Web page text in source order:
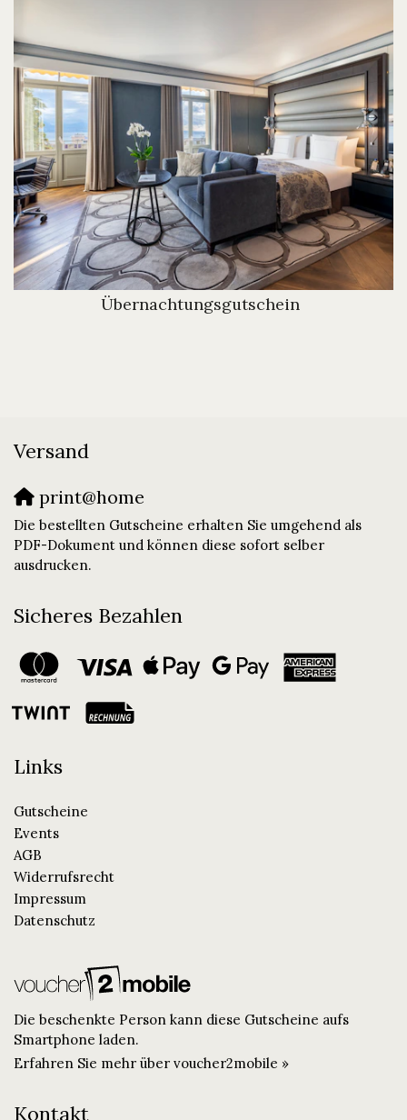
Übernachtungsgutschein
Versand
print@home
Die bestellten Gutscheine erhalten Sie umgehend als
PDF-Dokument und können diese sofort selber
ausdrucken.
Sicheres Bezahlen
Links
Gutscheine
Events
AGB
Widerrufsrecht
Impressum
Datenschutz
Die beschenkte Person kann diese Gutscheine aufs
Smartphone laden.
Erfahren Sie mehr über voucher2mobile »
Kontakt